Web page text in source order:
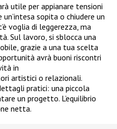
utile per appianare tensioni
sopita o chiudere un
voglia di leggerezza, ma
Sul lavoro, si sblocca una
grazie a una tua scelta
avrà buoni riscontri
in
artistici o relazionali.
pratici: una piccola
un progetto. L’equilibrio
netta.